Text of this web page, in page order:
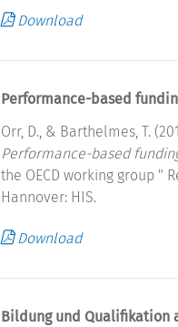
Download
Performance-based
Orr, D., & Barthelmes, T.
Performance-based
the OECD working group "
Hannover: HIS.
Download
Bildung und Qualifikation